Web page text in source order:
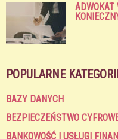
POPULARNE
BAZY DANYCH
BEZPIECZEŃSTWO
BANKOWOŚĆ I USŁUGI